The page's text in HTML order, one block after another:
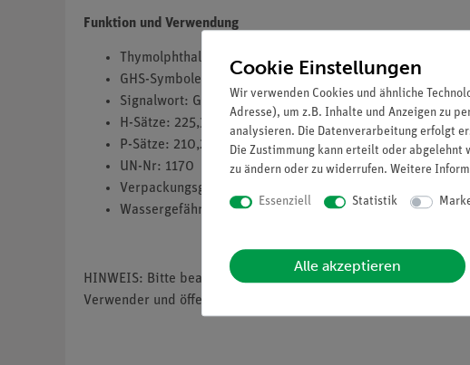
Funktion und Verwendung
Thymolphthalein 0,1% ethanolisch
GHS-Symbole(s): GHS02,GHS07
Signalwort: Gefahr
H-Sätze: 225,319
P-Sätze: 210,240,305+351+338,403+233
UN-Nr: 1170
Verpackungsgruppe: 2
Wassergefährdungsklasse: 1
HINWEIS: Bitte beachten Sie, dass wir keine Chemikalien an
Verwender und öffentliche Forschungs-, Untersuchungs- und
Cookie Einstellungen
Wir verwenden Cookies und ähnliche
Adresse), um z.B. Inhalte und Anzeigen zu
analysieren. Die Datenverarbeitung erfolgt
Die Zustimmung kann erteilt oder abgelehnt
zu ändern oder zu widerrufen. Weitere
Essenziell Statistik
Alle akzeptieren